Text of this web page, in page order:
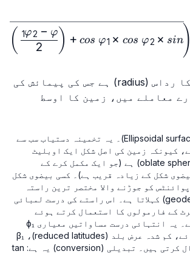
λ₁}{2} \right)}\right) (
( 2
φ2 − φ
1 ) + cos φ1 × cos φ 2 × sin
اس کرے کا رداس (radius) ہے جس کی پیمائش کی
معاملے میں، زمین کا اوسط
بیضوی سطح (Ellipsoidal surface)۔ یہ تخمینہ دستیاب سب سے
کیونکہ زمین کی اصل شکل ایک اوبلیٹ
سفیرائڈ (oblate spheroid) ہے (جو ایک مکمل کرے کے
شکل کے زیادہ قریب ہے)۔ کسی بیضوی شکل
کو جوڑنے والا مختصر ترین راستہ
جیوڈیسک (geodesic) کہلاتا ہے۔ اس راستے کی درست لمبائی
کے فارمولوں کا استعمال کرتے ہوئے
لگایا جاتا ہے۔ یہ انتہائی درست مساواتیں معیاری ϕ₁
اور ϕ₂ کے بجائے، کم شدہ عرض بلد (reduced latitudes)، β₁
اور β₂ استعمال کرتی ہیں۔ تبدیلی (conversion) یہ ہے: tan